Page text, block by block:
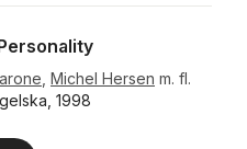
Michel Hersen m. fl.
1998